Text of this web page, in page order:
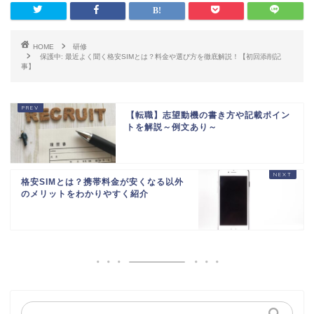
HOME
研修
保護中: 最近よく聞く格安SIMとは？料金や選び方を徹底解説！【初回添削記
事】
【転職】志望動機の書き方や記載ポイン
トを解説～例文あり～
格安SIMとは？携帯料金が安くなる以外
のメリットをわかりやすく紹介